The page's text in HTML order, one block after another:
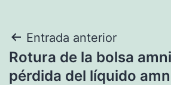
Navegación
de
Entrada anterior
Rotura de la bolsa
pérdida del líquido